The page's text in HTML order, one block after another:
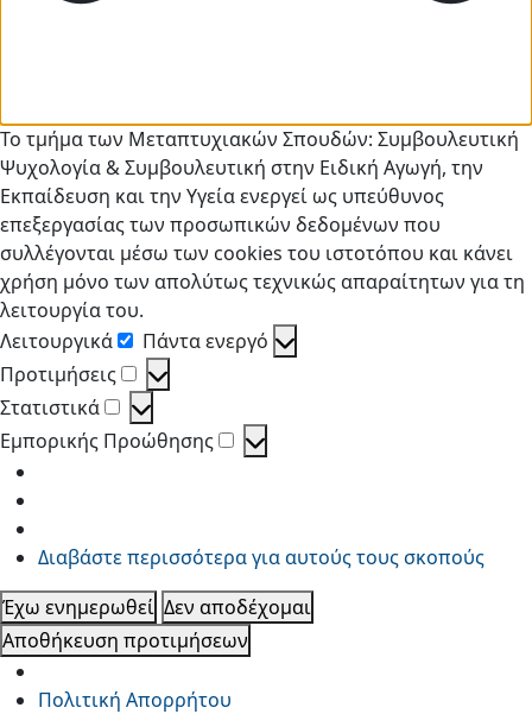
Το τμήμα των Μεταπτυχιακών Σπουδών: Συμβουλευτική
Ψυχολογία & Συμβουλευτική στην Ειδική Αγωγή, την
Εκπαίδευση και την Yγεία ενεργεί ως υπεύθυνος
επεξεργασίας των προσωπικών δεδομένων που
συλλέγονται μέσω των cookies του ιστοτόπου και κάνει
χρήση μόνο των απολύτως τεχνικώς απαραίτητων για τη
λειτουργία του.
Λειτουργικά
Λειτουργικά
Πάντα ενεργό
Προτιμήσεις
Προτιμήσεις
Στατιστικά
Στατιστικά
Εμπορικής Προώθησης
Εμπορικής
Διαβάστε περισσότερα για αυτούς τους σκοπούς
Έχω ενημερωθεί Δεν αποδέχομαι
Αποθήκευση προτιμήσεων
Πολιτική Απορρήτου